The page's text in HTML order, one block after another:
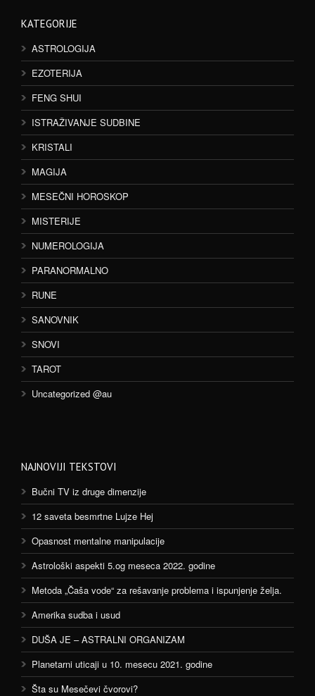
KATEGORIJE
ASTROLOGIJA
EZOTERIJA
FENG SHUI
ISTRAŽIVANJE SUDBINE
KRISTALI
MAGIJA
MESEČNI HOROSKOP
MISTERIJE
NUMEROLOGIJA
PARANORMALNO
RUNE
SANOVNIK
SNOVI
TAROT
Uncategorized @au
NAJNOVIJI TEKSTOVI
Bučni TV iz druge dimenzije
12 saveta besmrtne Lujze Hej
Opasnost mentalne manipulacije
Astrološki aspekti 5.og meseca 2022. godine
Metoda „Čaša vode“ za rešavanje problema i ispunjenje želja.
Amerika sudba i usud
DUŠA JE – ASTRALNI ORGANIZAM
Planetarni uticaji u 10. mesecu 2021. godine
Šta su Mesečevi čvorovi?